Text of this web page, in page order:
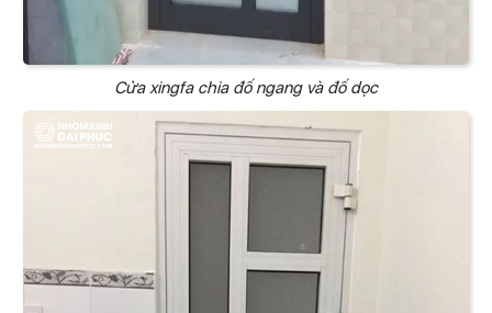
Cửa xingfa chia đố ngang và đố dọc